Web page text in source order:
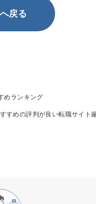
戻る
めランキング
すめの評判が良い転職サイト